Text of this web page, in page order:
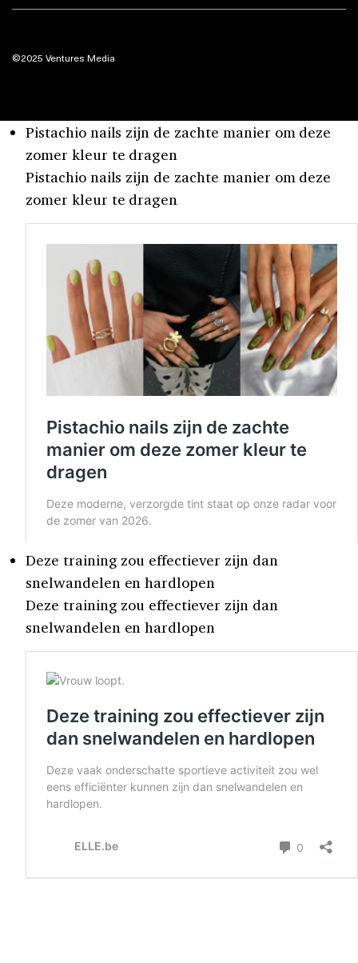
©2025 Ventures Media
Pistachio nails zijn de zachte manier om deze
zomer kleur te dragen
Pistachio nails zijn de zachte manier om deze
zomer kleur te dragen
Deze training zou effectiever zijn dan
snelwandelen en hardlopen
Deze training zou effectiever zijn dan
snelwandelen en hardlopen